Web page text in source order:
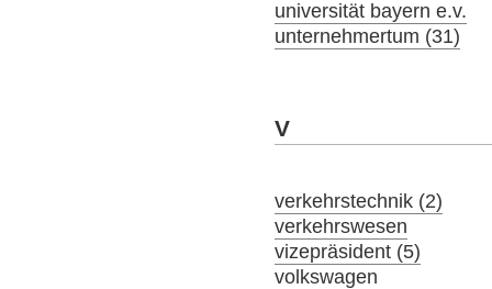
universität bayern e.v.
unternehmertum (31)
V
verkehrstechnik (2)
verkehrswesen
vizepräsident (5)
volkswagen